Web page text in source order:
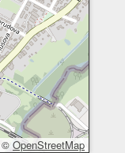
© OpenStreetMap